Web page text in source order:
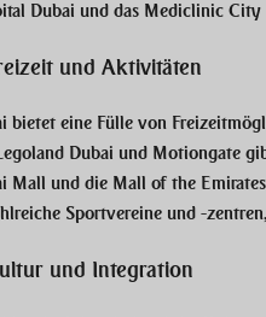
Dubai und das Mediclinic City
und Aktivitäten
bietet eine Fülle von
Dubai und Motiongate
Mall und die Mall of the
Sportvereine und -
und Integration